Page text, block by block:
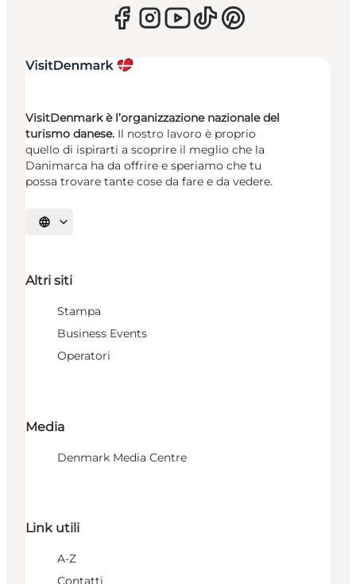
VisitDenmark è l’organizzazione nazionale del
turismo danese. Il nostro lavoro è proprio
quello di ispirarti a scoprire il meglio che la
Danimarca ha da offrire e speriamo che tu
possa trovare tante cose da fare e da vedere.
Seleziona la lingua
Altri siti
Stampa
Business Events
Operatori
Media
Denmark Media Centre
Link utili
A-Z
Contatti